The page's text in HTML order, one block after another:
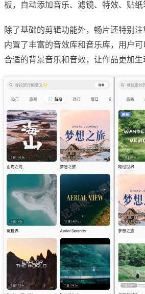
板，自动添加音乐、滤镜、特效、贴纸
除了基础的剪辑功能外，畅片还特别
内置了丰富的音效库和音乐库，用户
合适的背景音乐和音效，让作品更加生